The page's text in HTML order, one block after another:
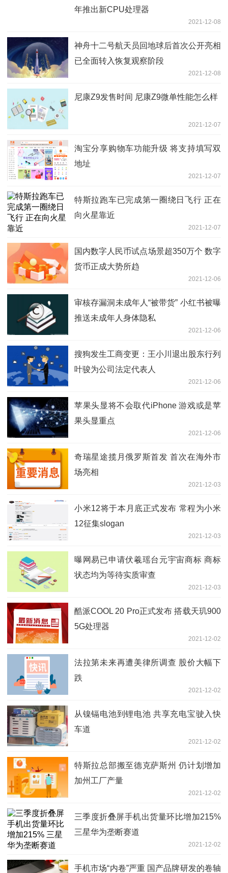
年推出新CPU处理器
2021-12-08
神舟十二号航天员回地球后首次公开亮相
已全面转入恢复观察阶段
2021-12-08
尼康Z9发售时间 尼康Z9微单性能怎么样
2021-12-07
淘宝分享购物车功能升级 将支持填写双
地址
2021-12-07
特斯拉跑车已完成第一圈绕日飞行 正在
向火星靠近
2021-12-07
国内数字人民币试点场景超350万个 数字
货币正成大势所趋
2021-12-06
审核存漏洞未成年人“被带货” 小红书被曝
推送未成年人身体隐私
2021-12-06
搜狗发生工商变更：王小川退出股东行列
叶骏为公司法定代表人
2021-12-06
苹果头显将不会取代iPhone 游戏或是苹
果头显重点
2021-12-06
奇瑞星途揽月俄罗斯首发 首次在海外市
场亮相
2021-12-03
小米12将于本月底正式发布 常程为小米
12征集slogan
2021-12-03
曝网易已申请伏羲瑶台元宇宙商标 商标
状态均为等待实质审查
2021-12-03
酷派COOL 20 Pro正式发布 搭载天玑900
5G处理器
2021-12-02
法拉第未来再遭美律所调查 股价大幅下
跌
2021-12-02
从镍镉电池到锂电池 共享充电宝驶入快
车道
2021-12-02
特斯拉总部搬至德克萨斯州 仍计划增加
加州工厂产量
2021-12-02
三季度折叠屏手机出货量环比增加215%
三星华为垄断赛道
2021-12-02
手机市场“内卷”严重 国产品牌研发的卷轴